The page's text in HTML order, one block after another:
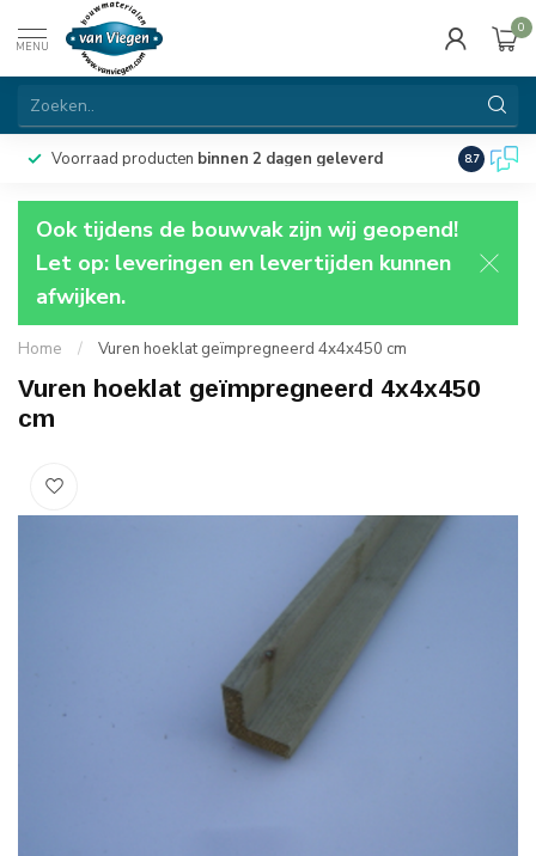
MENU
0
Voorraad producten binnen 2 dagen geleverd 8.7
Ook tijdens de bouwvak zijn wij geopend!
Let op: leveringen en levertijden kunnen
afwijken.
Home / Vuren hoeklat geïmpregneerd 4x4x450 cm
Vuren hoeklat geïmpregneerd 4x4x450
cm